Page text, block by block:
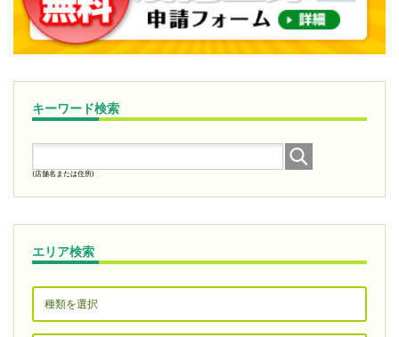
キーワード検索
(店舗名または住所)
エリア検索